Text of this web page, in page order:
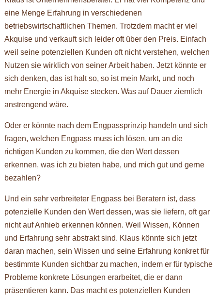
eine Menge Erfahrung in verschiedenen
betriebswirtschaftlichen Themen. Trotzdem macht er viel
Akquise und verkauft sich leider oft über den Preis. Einfach
weil seine potenziellen Kunden oft nicht verstehen, welchen
Nutzen sie wirklich von seiner Arbeit haben. Jetzt könnte er
sich denken, das ist halt so, so ist mein Markt, und noch
mehr Energie in Akquise stecken. Was auf Dauer ziemlich
anstrengend wäre.
Oder er könnte nach dem Engpassprinzip handeln und sich
fragen, welchen Engpass muss ich lösen, um an die
richtigen Kunden zu kommen, die den Wert dessen
erkennen, was ich zu bieten habe, und mich gut und gerne
bezahlen?
Und ein sehr verbreiteter Engpass bei Beratern ist, dass
potenzielle Kunden den Wert dessen, was sie liefern, oft gar
nicht auf Anhieb erkennen können. Weil Wissen, Können
und Erfahrung sehr abstrakt sind. Klaus könnte sich jetzt
daran machen, sein Wissen und seine Erfahrung konkret für
bestimmte Kunden sichtbar zu machen, indem er für typische
Probleme konkrete Lösungen erarbeitet, die er dann
präsentieren kann. Das macht es potenziellen Kunden